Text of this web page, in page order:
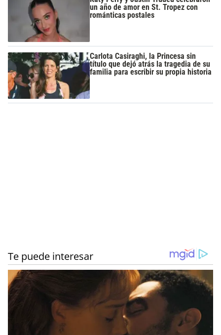
un año de amor en St. Tropez con
románticas postales
Carlota Casiraghi, la Princesa sin
título que dejó atrás la tragedia de su
familia para escribir su propia historia